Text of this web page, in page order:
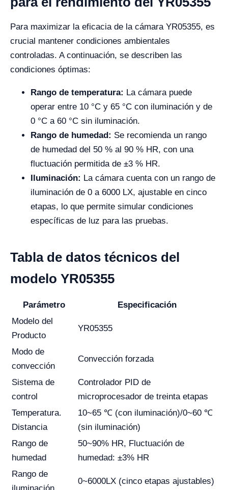
Para maximizar la eficacia de la cámara YR05355, es
crucial mantener condiciones ambientales
controladas. A continuación, se describen las
condiciones óptimas:
Rango de temperatura: La cámara puede
operar entre 10 °C y 65 °C con iluminación y de
0 °C a 60 °C sin iluminación.
Rango de humedad: Se recomienda un rango
de humedad del 50 % al 90 % HR, con una
fluctuación permitida de ±3 % HR.
Iluminación: La cámara cuenta con un rango de
iluminación de 0 a 6000 LX, ajustable en cinco
etapas, lo que permite simular condiciones
específicas de luz para las pruebas.
Tabla de datos técnicos del
modelo YR05355
Parámetro
Especificación
Modelo del
Producto
YR05355
Modo de
convección
Convección forzada
Sistema de
control
Controlador PID de
microprocesador de treinta etapas
Temperatura.
Distancia
10~65 ℃ (con iluminación)/0~60 ℃
(sin iluminación)
Rango de
humedad
50~90% HR, Fluctuación de
humedad: ±3% HR
Rango de
0~6000LX (cinco etapas ajustables)